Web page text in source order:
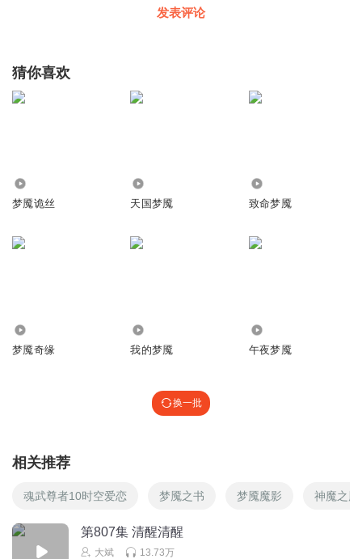
发表评论
猜你喜欢
梦魇诡丝 天国梦魇 致命梦魇
梦魇奇缘 我的梦魇 午夜梦魇
换一批
相关推荐
魂武尊者10时空爱恋 梦魇之书 梦魇魔影 神魔之魇
第807集 清醒清醒
大斌 13.73万